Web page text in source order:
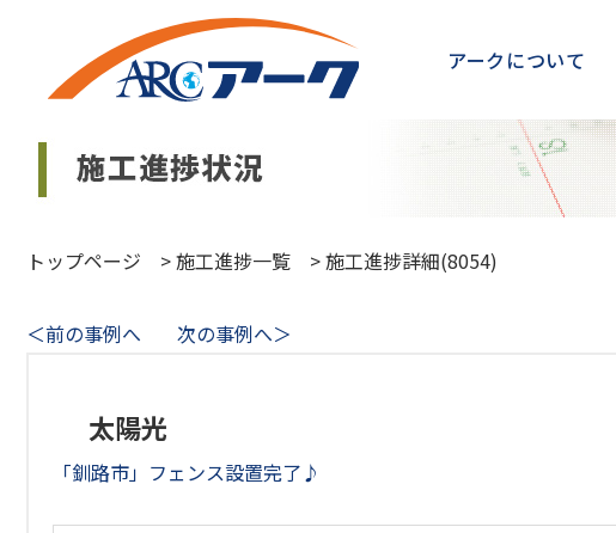
アークについて
トップページ >施工進捗一覧 >施工進捗詳細(8054)
＜前の事例へ
次の事例へ＞
太陽光
「釧路市」フェンス設置完了♪